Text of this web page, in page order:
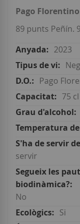
Pago
89 punts Peñín.
2023
Pago
75 cl
servir
No
Si